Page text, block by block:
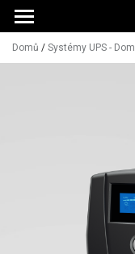
Domů / Systémy UPS -